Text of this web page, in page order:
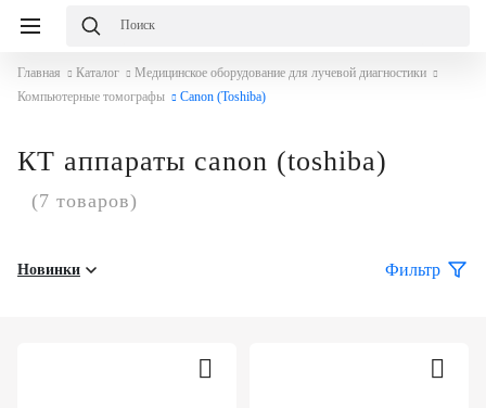
Главная Каталог
Медицинское оборудование для лучевой диагностики
Компьютерные томографы
Canon (Toshiba)
КТ аппараты canon (toshiba)
(7 товаров)
Новинки Фильтр